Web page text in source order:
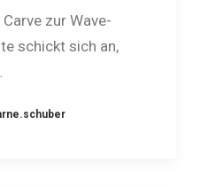
zur Wave-
schickt sich an,